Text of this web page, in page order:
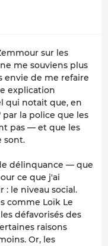
sur les
me souviens plus
envie de me refaire
explication
qui notait que, en
la police que les
pas — et que les
sont.
délinquance — que
ce que j'ai
: le niveau social.
comme Loïk Le
défavorisés des
raisons
Or, les